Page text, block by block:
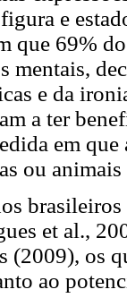
e
que 69%
mentais,
e da
a ter
em que
ou
et al.,
(2009), os
ao